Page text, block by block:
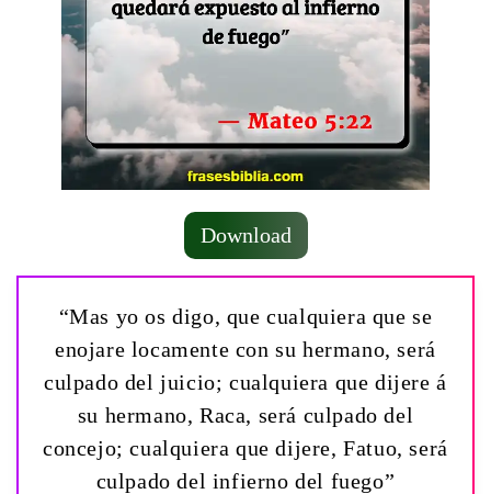
Download
“Mas yo os digo, que cualquiera que se
enojare locamente con su hermano, será
culpado del juicio; cualquiera que dijere á
su hermano, Raca, será culpado del
concejo; cualquiera que dijere, Fatuo, será
culpado del infierno del fuego”